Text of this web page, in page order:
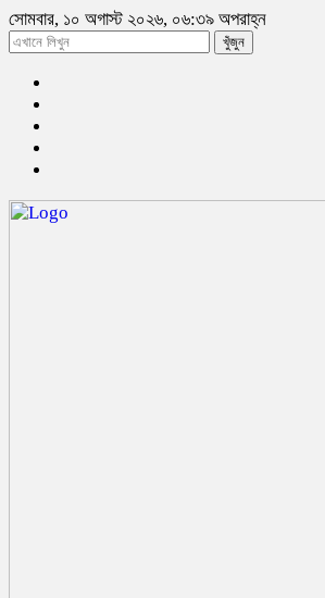
সোমবার, ১০ অগাস্ট ২০২৬, ০৬:৩৯ অপরাহ্ন
খুঁজুন